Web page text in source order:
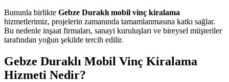
Bununla birlikte Gebze Duraklı mobil vinç kiralama
hizmetlerimiz, projelerin zamanında tamamlanmasına katkı sağlar.
Bu nedenle inşaat firmaları, sanayi kuruluşları ve bireysel müşteriler
tarafından yoğun şekilde tercih edilir.
Gebze Duraklı Mobil Vinç Kiralama
Hizmeti Nedir?